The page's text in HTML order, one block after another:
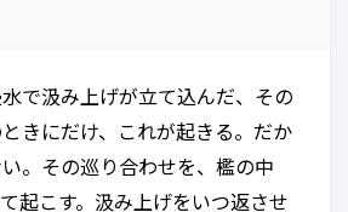
で汲み上げが立て込んだ、その
きにだけ、これが起きる。だか
。その巡り合わせを、檻の中
起こす。汲み上げをいつ返させ